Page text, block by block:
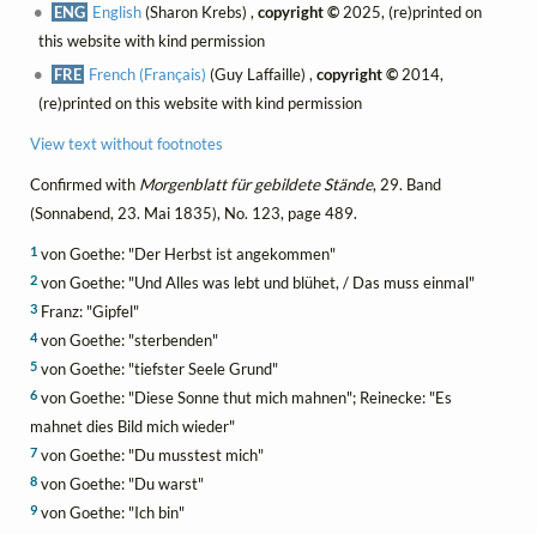
ENG English(Sharon Krebs) ,copyright © 2025, (re)printed on
this website with kind permission
FRE French (Français) (Guy Laffaille) ,copyright © 2014,
(re)printed on this website with kind permission
View text without footnotes
Confirmed with Morgenblatt für gebildete Stände, 29. Band
(Sonnabend, 23. Mai 1835), No. 123, page 489.
1von Goethe: "Der Herbst ist angekommen"
2von Goethe: "Und Alles was lebt und blühet, / Das muss einmal"
3Franz: "Gipfel"
4von Goethe: "sterbenden"
5von Goethe: "tiefster Seele Grund"
6von Goethe: "Diese Sonne thut mich mahnen"; Reinecke: "Es
mahnet dies Bild mich wieder"
7von Goethe: "Du musstest mich"
8von Goethe: "Du warst"
9von Goethe: "Ich bin"